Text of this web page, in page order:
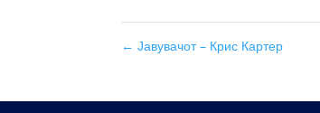
← Јавувачот – Крис Картер